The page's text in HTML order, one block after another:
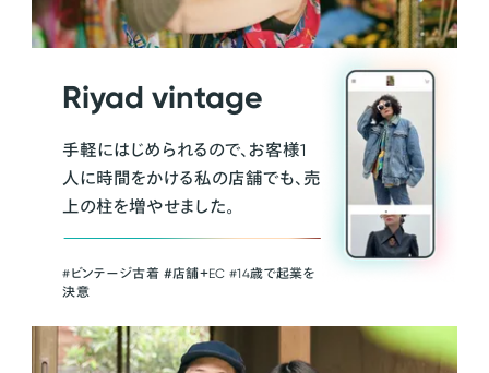
Riyad vintage
手軽にはじめられるので、お客様1
人に時間をかける私の店舗でも、売
上の柱を増やせました。
#ビンテージ古着 ＃店舗＋EC #14歳で起業を
決意